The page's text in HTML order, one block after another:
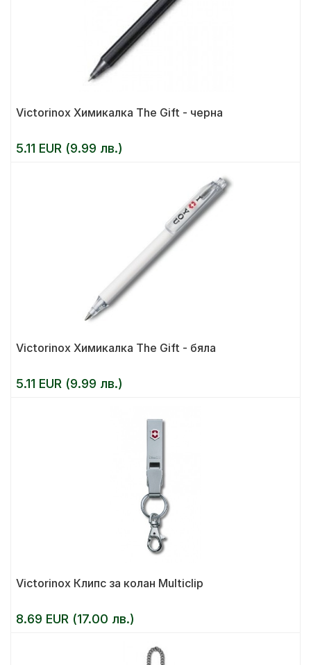
Victorinox Химикалка The Gift - черна
5.11 EUR (9.99 лв.)
Victorinox Химикалка The Gift - бяла
5.11 EUR (9.99 лв.)
Victorinox Клипс за колан Multiclip
8.69 EUR (17.00 лв.)